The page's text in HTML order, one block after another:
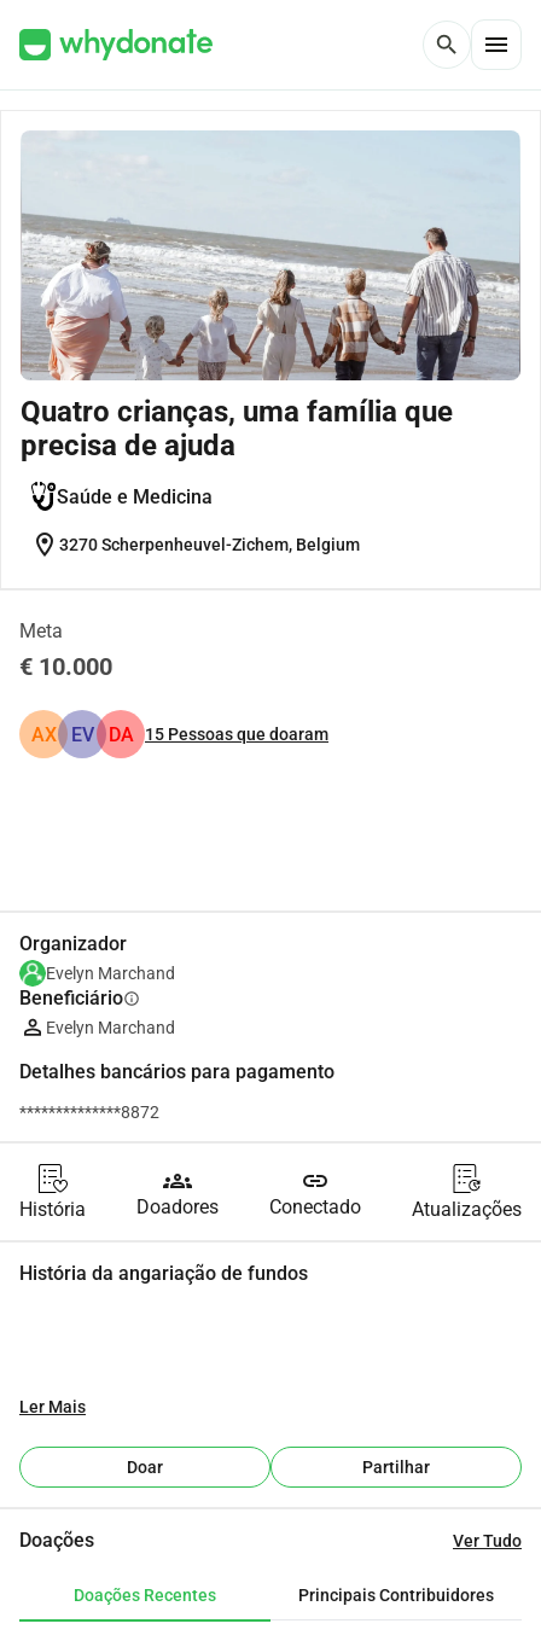
search menu
Quatro crianças, uma família que
precisa de ajuda
Saúde e Medicina
location_on 3270 Scherpenheuvel-Zichem, Belgium
Meta
€ 10.000
AX EV DA 15 Pessoas que doaram
Organizador
Evelyn Marchand
Beneficiárioinfo
Evelyn Marchand
Detalhes bancários para pagamento
**************8872
História
groups
Doadores
link
Conectado Atualizações
História da angariação de fundos
Ler Mais
Doar Partilhar
Doações Ver Tudo
Doações Recentes Principais Contribuidores